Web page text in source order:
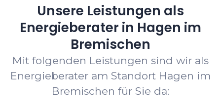
Unsere Leistungen als
Energieberater in Hagen im
Bremischen
Mit folgenden Leistungen sind wir als
Energieberater am Standort Hagen im
Bremischen für Sie da: